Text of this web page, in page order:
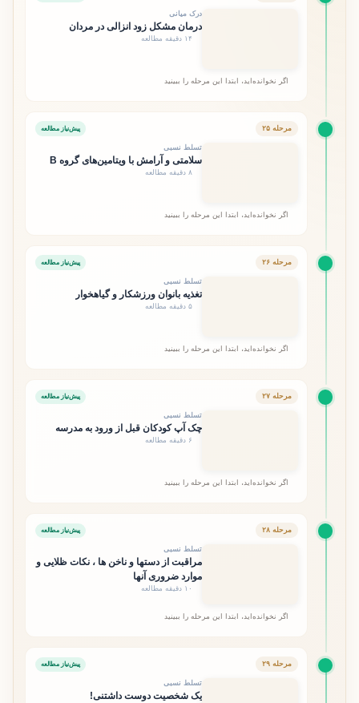
درک میانی
درمان مشکل زود انزالی در مردان
۱۴ دقیقه مطالعه
اگر نخوانده‌اید، ابتدا این مرحله را ببینید
مرحله ۲۵ پیش‌نیاز مطالعه
تسلط نسبی
سلامتی و آرامش با ویتامین‌های گروه B
۸ دقیقه مطالعه
اگر نخوانده‌اید، ابتدا این مرحله را ببینید
مرحله ۲۶ پیش‌نیاز مطالعه
تسلط نسبی
تغذیه بانوان ورزشکار و گیاهخوار
۵ دقیقه مطالعه
اگر نخوانده‌اید، ابتدا این مرحله را ببینید
مرحله ۲۷ پیش‌نیاز مطالعه
تسلط نسبی
چک آپ کودکان قبل از ورود به مدرسه
۶ دقیقه مطالعه
اگر نخوانده‌اید، ابتدا این مرحله را ببینید
مرحله ۲۸ پیش‌نیاز مطالعه
تسلط نسبی
مراقبت از دستها و ناخن ها ، نکات ظلایی و
موارد ضروری آنها
۱۰ دقیقه مطالعه
اگر نخوانده‌اید، ابتدا این مرحله را ببینید
مرحله ۲۹ پیش‌نیاز مطالعه
تسلط نسبی
یک شخصیت دوست داشتنی!